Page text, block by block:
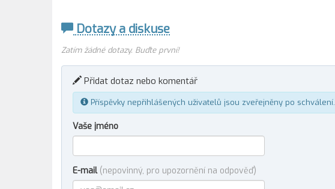
Dotazy a diskuse
Zatím žádné dotazy. Buďte první!
Přidat dotaz nebo komentář
Příspěvky nepřihlášených uživatelů jsou zveřejněny po schválení.
Vaše jméno
E-mail (nepovinný, pro upozornění na odpověď)